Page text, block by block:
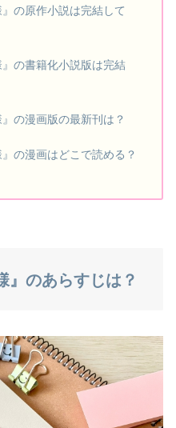
』の原作小説は完結して
』の書籍化小説版は完結
の漫画版の最新刊は？
の漫画はどこで読める？
』のあらすじは？